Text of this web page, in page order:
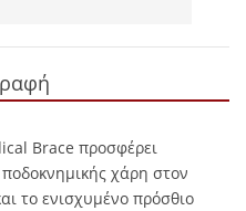
Brace προσφέρει
χάρη στον
το ενισχυμένο πρόσθιο